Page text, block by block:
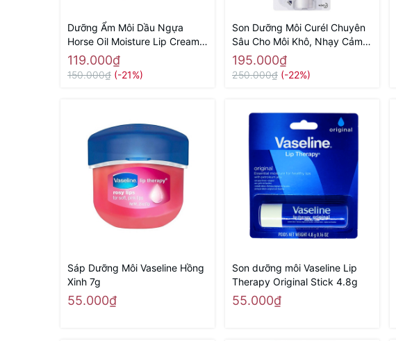
Dưỡng Ẩm Môi Dầu Ngựa
Horse Oil Moisture Lip Cream
10g (cái) - Hàng Nhật nội địa
119.000₫
150.000₫ (-21%)
Son Dưỡng Môi Curél Chuyên
Sâu Cho Môi Khô, Nhạy Cảm
4.2g - Hàng Nhật nội địa
195.000₫
250.000₫ (-22%)
Sáp Dưỡng Môi Vaseline Hồng
Xinh 7g
55.000₫
Son dưỡng môi Vaseline Lip
Therapy Original Stick 4.8g
55.000₫